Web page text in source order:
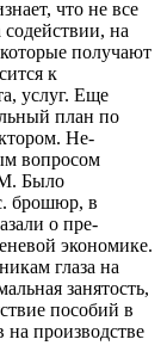
что не все
на
получают
к
услуг. Еще
план по
Не­
вопросом
Было
бро­шюр, в
о пре­
экономике.
глаза на
занятость,
пособий в
на производстве